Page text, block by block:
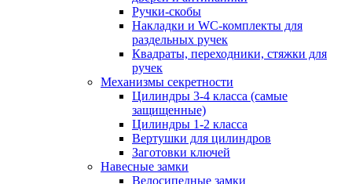
Ручки-скобы
Накладки и WC-комплекты для
раздельных ручек
Квадраты, переходники, стяжки для
ручек
Механизмы секретности
Цилиндры 3-4 класса (самые
защищенные)
Цилиндры 1-2 класса
Вертушки для цилиндров
Заготовки ключей
Навесные замки
Велосипедные замки